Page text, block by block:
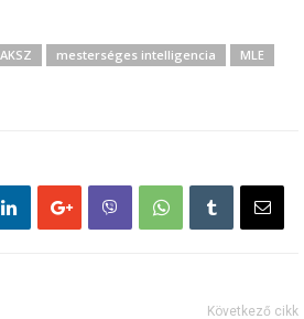
mesterséges intelligencia
MLE
Következő cikk